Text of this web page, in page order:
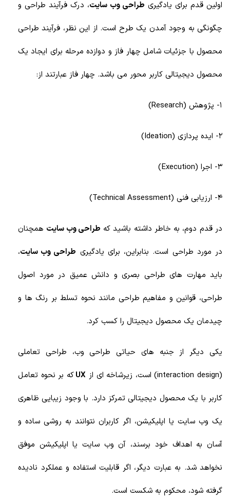
اولین قدم برای یادگیری طراحی وب سایت، درک فرآیند طراحی و
چگونگی به وجود آمدن یک طرح است. از این نظر، فرآیند طراحی
محصول با جزئیات شامل چهار فاز و دوازده مرحله برای ایجاد یک
محصول دیجیتالی کاربر محور می باشد. چهار فاز عبارتند از:
1- پژوهش (Research)
2- ایده پردازی (Ideation)
3- اجرا (Execution)
4- ارزیابی فنی (Technical Assessment)
در قدم دوم، به خاطر داشته باشید که طراحی وب سایت همچنان
در مورد طراحی است. بنابراین، برای یادگیری طراحی وب سایت،
باید مهارت های طراحی بصری و دانش عمیق در مورد اصول
طراحی، قوانین و مفاهیم طراحی مانند نحوه تسلط بر رنگ ها و
چیدمان یک محصول دیجیتال را کسب کرد.
یکی دیگر از جنبه های حیاتی طراحی وب، طراحی تعاملی
(interaction design) است، زیرشاخه ای از
UXکه بر نحوه تعامل
کاربر با یک محصول دیجیتالی تمرکز دارد. با وجود زیبایی ظاهری
یک وب سایت یا اپلیکیشن، اگر کاربران نتوانند به روشی ساده و
آسان به اهداف خود برسند، آن وب سایت یا اپلیکیشن موفق
نخواهد شد. به عبارت دیگر، اگر قابلیت استفاده و عملکرد نادیده
گرفته شود، محکوم به شکست است.